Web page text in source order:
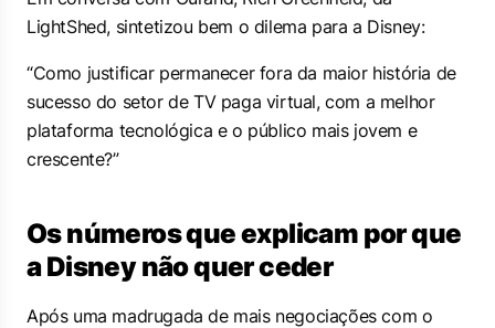
LightShed, sintetizou bem o dilema para a Disney:
“Como justificar permanecer fora da maior história de
sucesso do setor de TV paga virtual, com a melhor
plataforma tecnológica e o público mais jovem e
crescente?”
Os números que explicam por que
a Disney não quer ceder
Após uma madrugada de mais negociações com o